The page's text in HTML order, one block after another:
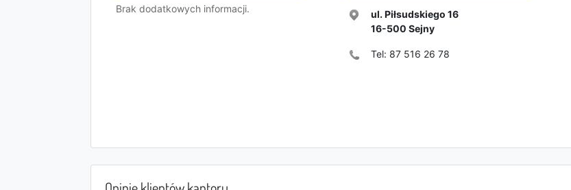
Brak dodatkowych informacji.
ul. Piłsudskiego 16
16-500 Sejny
Tel: 87 516 26 78